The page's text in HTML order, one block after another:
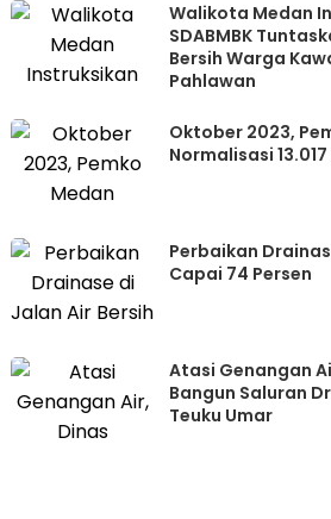
Walikota Medan
SDABMBK
Bersih Warga
Pahlawan
Oktober 2023,
Normalisasi
Perbaikan
Capai 74 Persen
Atasi Genangan
Bangun Saluran
Teuku Umar